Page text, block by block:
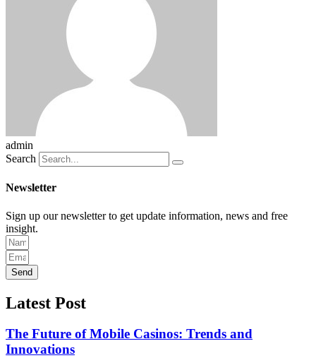
admin
Search
Newsletter
Sign up our newsletter to get update information, news and free
insight.
Send
Latest Post
The Future of Mobile Casinos: Trends and
Innovations